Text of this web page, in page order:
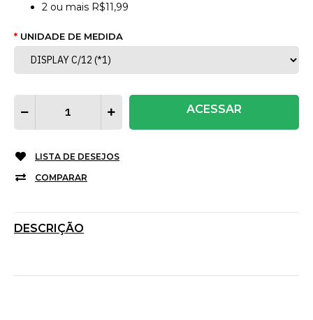
2 ou mais R$11,99
UNIDADE DE MEDIDA
ACESSAR
LISTA DE DESEJOS
COMPARAR
DESCRIÇÃO